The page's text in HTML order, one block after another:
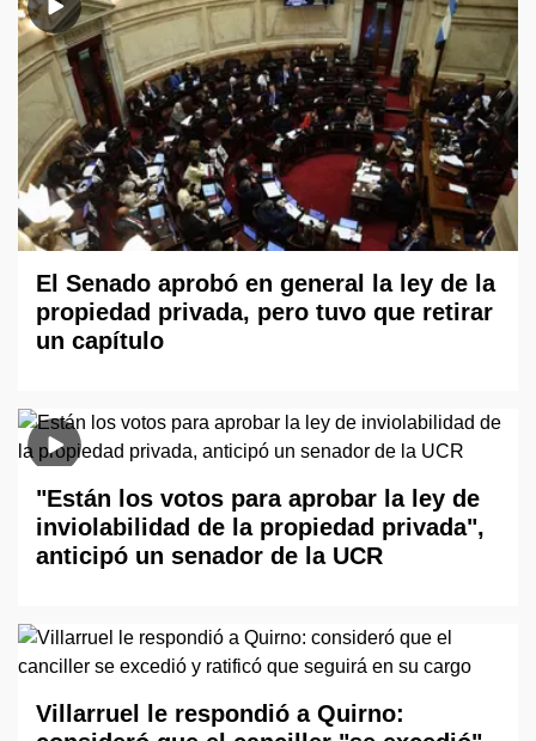
El Senado aprobó en general la ley de la
propiedad privada, pero tuvo que retirar
un capítulo
"Están los votos para aprobar la ley de
inviolabilidad de la propiedad privada",
anticipó un senador de la UCR
Villarruel le respondió a Quirno: